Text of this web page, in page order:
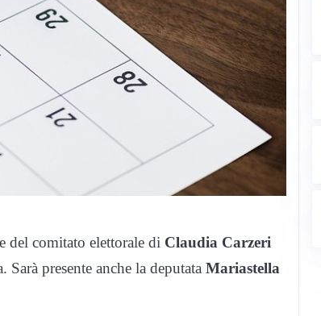
del comitato elettorale di Claudia Carzeri
presente anche la deputata Mariastella